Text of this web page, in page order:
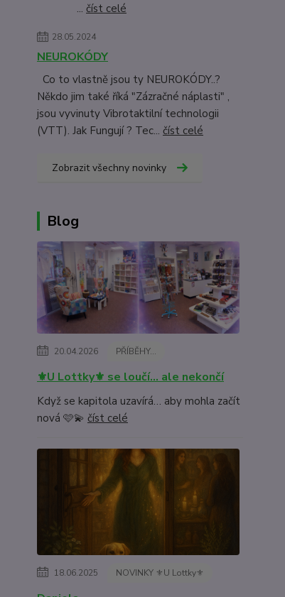
... číst celé
28.05.2024
NEUROKÓDY
Co to vlastně jsou ty NEUROKÓDY..?
Někdo jim také říká "Zázračné náplasti" ,
jsou vyvinuty Vibrotaktilní technologii
(VTT). Jak Fungují ? Tec... číst celé
Zobrazit všechny novinky
Blog
20.04.2026 PŘÍBĚHY...
⚜️U Lottky⚜️ se loučí… ale nekončí
Když se kapitola uzavírá… aby mohla začít
nová 🩷💫 číst celé
18.06.2025 NOVINKY ⚜️U Lottky⚜️